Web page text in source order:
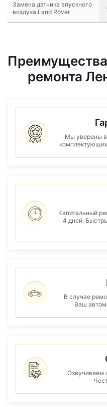
Замена датчика впускного
воздуха Land Rover
ремонта
Мы уверены в
Капитальный
4 дней.
В случае
Ваш
Озвучиваем